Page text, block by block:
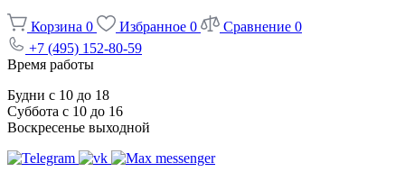
Корзина 0 Избранное 0 Сравнение 0
+7 (495) 152-80-59
Время работы
Будни с 10 до 18
Суббота с 10 до 16
Воскресенье выходной